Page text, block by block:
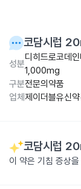
코담시럽
성분
디히드로코데
1,000mg
구분전문의약품
업체 제이더블유신
코담시럽
이 약은 기침 증상